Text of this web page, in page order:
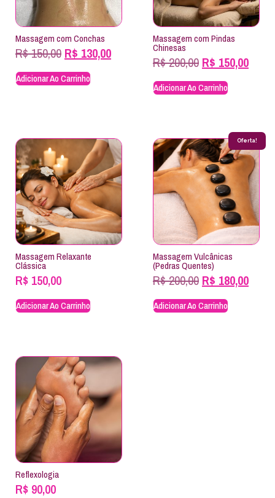
Massagem com Conchas
R$150,00 R$ 130,00
Adicionar Ao Carrinho
Massagem com Pindas
Chinesas
R$200,00 R$ 150,00
Adicionar Ao Carrinho
Massagem Relaxante
Clássica
R$ 150,00
Adicionar Ao Carrinho
Oferta!
Massagem Vulcânicas
(Pedras Quentes)
R$200,00 R$ 180,00
Adicionar Ao Carrinho
Reflexologia
R$ 90,00